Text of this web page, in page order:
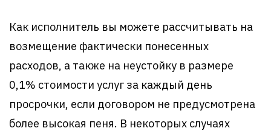
Как исполнитель вы можете рассчитывать на
возмещение фактически понесенных
расходов, а также на неустойку в размере
0,1% стоимости услуг за каждый день
просрочки, если договором не предусмотрена
более высокая пеня. В некоторых случаях